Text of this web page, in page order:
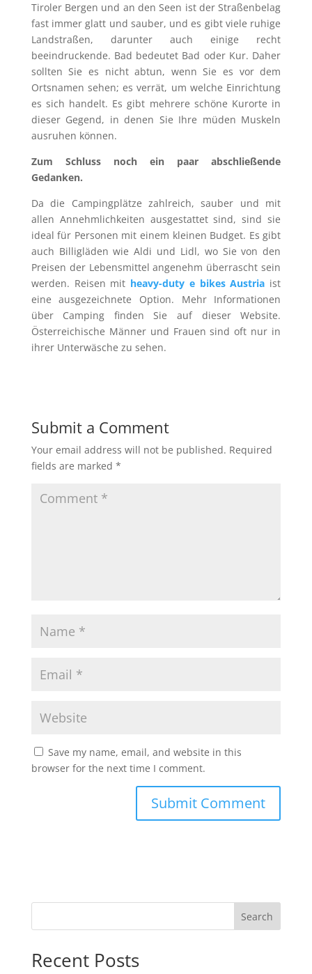
Tiroler Bergen und an den Seen ist der Straßenbelag
fast immer glatt und sauber, und es gibt viele ruhige
Landstraßen, darunter auch einige recht
beeindruckende. Bad bedeutet Bad oder Kur. Daher
sollten Sie es nicht abtun, wenn Sie es vor dem
Ortsnamen sehen; es verrät, um welche Einrichtung
es sich handelt. Es gibt mehrere schöne Kurorte in
dieser Gegend, in denen Sie Ihre müden Muskeln
ausruhen können.
Zum Schluss noch ein paar abschließende
Gedanken.
Da die Campingplätze zahlreich, sauber und mit
allen Annehmlichkeiten ausgestattet sind, sind sie
ideal für Personen mit einem kleinen Budget. Es gibt
auch Billigläden wie Aldi und Lidl, wo Sie von den
Preisen der Lebensmittel angenehm überrascht sein
werden. Reisen mit heavy-duty e bikes Austria ist
eine ausgezeichnete Option. Mehr Informationen
über Camping finden Sie auf dieser Website.
Österreichische Männer und Frauen sind oft nur in
ihrer Unterwäsche zu sehen.
Submit a Comment
Your email address will not be published. Required
fields are marked *
Save my name, email, and website in this
browser for the next time I comment.
Search
Recent Posts